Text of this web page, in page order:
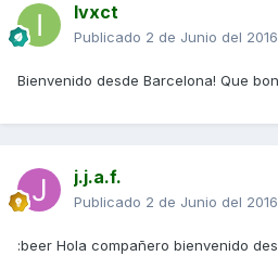
Ivxct
Publicado 2 de Junio del 2016
Bienvenido desde Barcelona! Que
j.j.a.f.
Publicado 2 de Junio del 2016
:beer Hola compañero bienvenido